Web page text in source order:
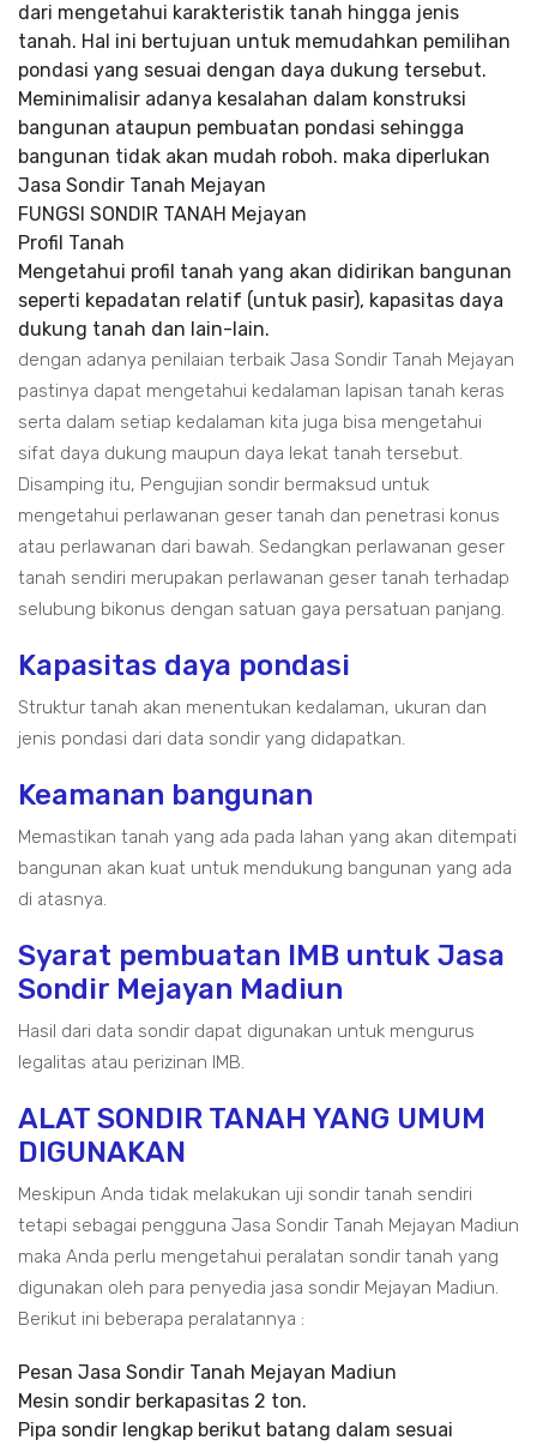
dari mengetahui karakteristik tanah hingga jenis
tanah. Hal ini bertujuan untuk memudahkan pemilihan
pondasi yang sesuai dengan daya dukung tersebut.
Meminimalisir adanya kesalahan dalam konstruksi
bangunan ataupun pembuatan pondasi sehingga
bangunan tidak akan mudah roboh. maka diperlukan
Jasa Sondir Tanah Mejayan
FUNGSI SONDIR TANAH Mejayan
Profil Tanah
Mengetahui profil tanah yang akan didirikan bangunan
seperti kepadatan relatif (untuk pasir), kapasitas daya
dukung tanah dan lain-lain.
dengan adanya penilaian terbaik Jasa Sondir Tanah Mejayan
pastinya dapat mengetahui kedalaman lapisan tanah keras
serta dalam setiap kedalaman kita juga bisa mengetahui
sifat daya dukung maupun daya lekat tanah tersebut.
Disamping itu, Pengujian sondir bermaksud untuk
mengetahui perlawanan geser tanah dan penetrasi konus
atau perlawanan dari bawah. Sedangkan perlawanan geser
tanah sendiri merupakan perlawanan geser tanah terhadap
selubung bikonus dengan satuan gaya persatuan panjang.
Kapasitas daya pondasi
Struktur tanah akan menentukan kedalaman, ukuran dan
jenis pondasi dari data sondir yang didapatkan.
Keamanan bangunan
Memastikan tanah yang ada pada lahan yang akan ditempati
bangunan akan kuat untuk mendukung bangunan yang ada
di atasnya.
Syarat pembuatan IMB untuk Jasa
Sondir Mejayan Madiun
Hasil dari data sondir dapat digunakan untuk mengurus
legalitas atau perizinan IMB.
ALAT SONDIR TANAH YANG UMUM
DIGUNAKAN
Meskipun Anda tidak melakukan uji sondir tanah sendiri
tetapi sebagai pengguna Jasa Sondir Tanah Mejayan Madiun
maka Anda perlu mengetahui peralatan sondir tanah yang
digunakan oleh para penyedia jasa sondir Mejayan Madiun.
Berikut ini beberapa peralatannya :
Pesan Jasa Sondir Tanah Mejayan Madiun
Mesin sondir berkapasitas 2 ton.
Pipa sondir lengkap berikut batang dalam sesuai